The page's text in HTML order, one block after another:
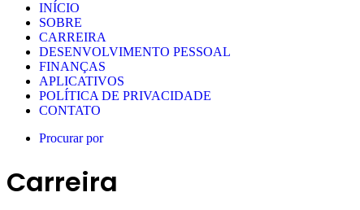
INÍCIO
SOBRE
CARREIRA
DESENVOLVIMENTO PESSOAL
FINANÇAS
APLICATIVOS
POLÍTICA DE PRIVACIDADE
CONTATO
Procurar por
Carreira